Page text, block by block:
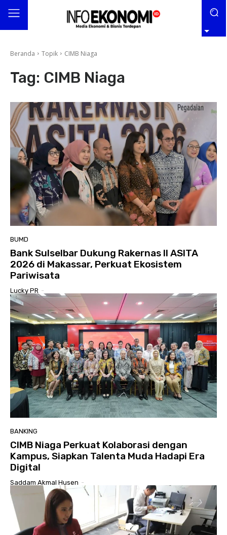
Beranda Topik CIMB Niaga
Tag: CIMB Niaga
BUMD
Bank Sulselbar Dukung Rakernas II ASITA
2026 di Makassar, Perkuat Ekosistem
Pariwisata
Lucky PR -
BANKING
CIMB Niaga Perkuat Kolaborasi dengan
Kampus, Siapkan Talenta Muda Hadapi Era
Digital
Saddam Akmal Husen -